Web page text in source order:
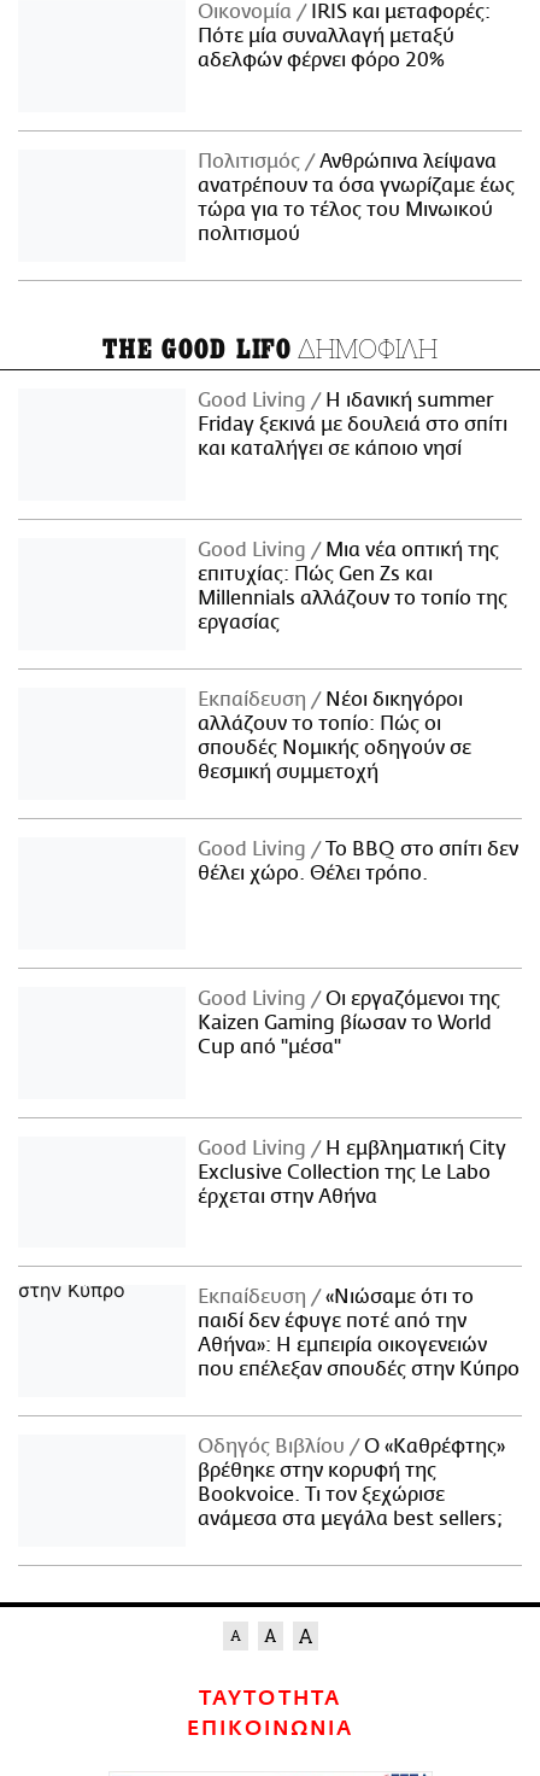
Οικονομία
IRIS και μεταφορές:
Πότε μία συναλλαγή μεταξύ
αδελφών φέρνει φόρο 20%
Πολιτισμός
Ανθρώπινα λείψανα
ανατρέπουν τα όσα γνωρίζαμε έως
τώρα για το τέλος του Μινωικού
πολιτισμού
THE GOOD LIFO ΔΗΜΟΦΙΛΗ
Good Living
Η ιδανική summer
Friday ξεκινά με δουλειά στο σπίτι
και καταλήγει σε κάποιο νησί
Good Living
Μια νέα οπτική της
επιτυχίας: Πώς Gen Zs και
Millennials αλλάζουν το τοπίο της
εργασίας
Εκπαίδευση
Νέοι δικηγόροι
αλλάζουν το τοπίο: Πώς οι
σπουδές Νομικής οδηγούν σε
θεσμική συμμετοχή
Good Living
Το BBQ στο σπίτι δεν
θέλει χώρο. Θέλει τρόπο.
Good Living
Οι εργαζόμενοι της
Kaizen Gaming βίωσαν το World
Cup από "μέσα"
Good Living
Η εμβληματική City
Exclusive Collection της Le Labo
έρχεται στην Αθήνα
Εκπαίδευση
«Νιώσαμε ότι το
παιδί δεν έφυγε ποτέ από την
Αθήνα»: Η εμπειρία οικογενειών
που επέλεξαν σπουδές στην Κύπρο
Οδηγός Βιβλίου
Ο «Καθρέφτης»
βρέθηκε στην κορυφή της
Bookvoice. Τι τον ξεχώρισε
ανάμεσα στα μεγάλα best sellers;
ΤΑΥΤΟΤΗΤΑ
ΕΠΙΚΟΙΝΩΝΙΑ